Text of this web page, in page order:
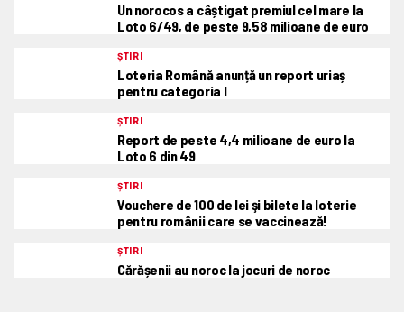
Un norocos a câștigat premiul cel mare la
Loto 6/49, de peste 9,58 milioane de euro
ȘTIRI
Loteria Română anunță un report uriaș
pentru categoria I
ȘTIRI
Report de peste 4,4 milioane de euro la
Loto 6 din 49
ȘTIRI
Vouchere de 100 de lei şi bilete la loterie
pentru românii care se vaccinează!
ȘTIRI
Cărășenii au noroc la jocuri de noroc